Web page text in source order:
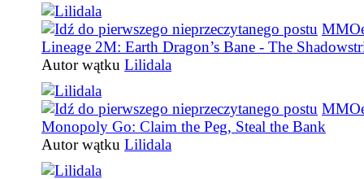
Lineage 2M: Earth Dragon’s Bane - The
Autor wątku Lilidala
Monopoly Go: Claim the Peg, Steal the Bank
Autor wątku Lilidala